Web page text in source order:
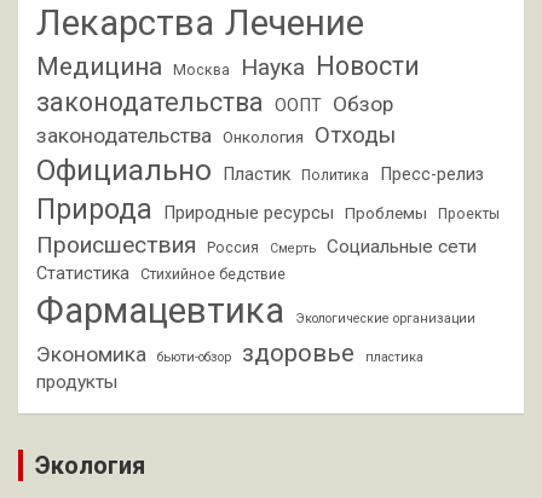
Лекарства Лечение
Медицина Москва Наука Новости
законодательства
ООПТ Обзор
законодательства
Онкология Отходы
Официально Пластик Политика Пресс-релиз
Природа Природные ресурсы Проблемы Проекты
Происшествия Россия Смерть Социальные сети
Статистика Стихийное бедствие
Фармацевтика Экологические организации
Экономика бьюти-обзор здоровье пластика
продукты
Экология